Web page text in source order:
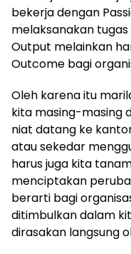
bekerja dengan
melaksanakan
Output melainkan
Outcome bagi
Oleh karena itu
kita masing-masing
niat datang ke
atau sekedar
harus juga kita
menciptakan
berarti bagi
ditimbulkan dalam
dirasakan langsung